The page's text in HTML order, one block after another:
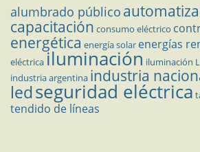
alumbrado público
capacitación consumo eléctrico
energética energía solar energías
eléctricailuminación iluminación
industria argentina industria
ledseguridad eléctrica
tendido de líneas